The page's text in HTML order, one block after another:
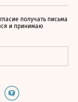
получать письма
и принимаю